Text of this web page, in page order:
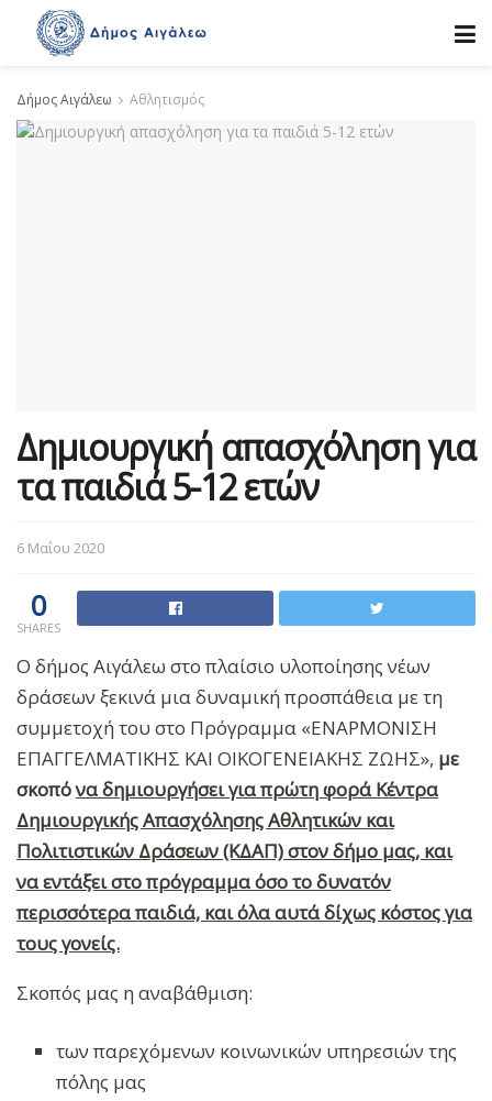
Δήμος Αιγάλεω Αθλητισμός
Δημιουργική απασχόληση για
τα παιδιά 5-12 ετών
6 Μαΐου 2020
0
SHARES
Ο δήμος Αιγάλεω στο πλαίσιο υλοποίησηςνέων
δράσεων ξεκινά μια δυναμική προσπάθεια με τη
συμμετοχή του στο Πρόγραμμα «ΕΝΑΡΜΟΝΙΣΗ
ΕΠΑΓΓΕΛΜΑΤΙΚΗΣ ΚΑΙ ΟΙΚΟΓΕΝΕΙΑΚΗΣ ΖΩΗΣ», με
σκοπόνα δημιουργήσει για πρώτη φορά Κέντρα
Δημιουργικής Απασχόλησης Αθλητικών και
Πολιτιστικών Δράσεων (ΚΔΑΠ) στονδήμο μας, και
να εντάξει στο πρόγραμμα όσο το δυνατόν
περισσότερα παιδιά, και όλα αυτά δίχως κόστος για
τους γονείς.
Σκοπός μας η αναβάθμιση:
των παρεχόμενων κοινωνικών υπηρεσιών της
πόλης μας